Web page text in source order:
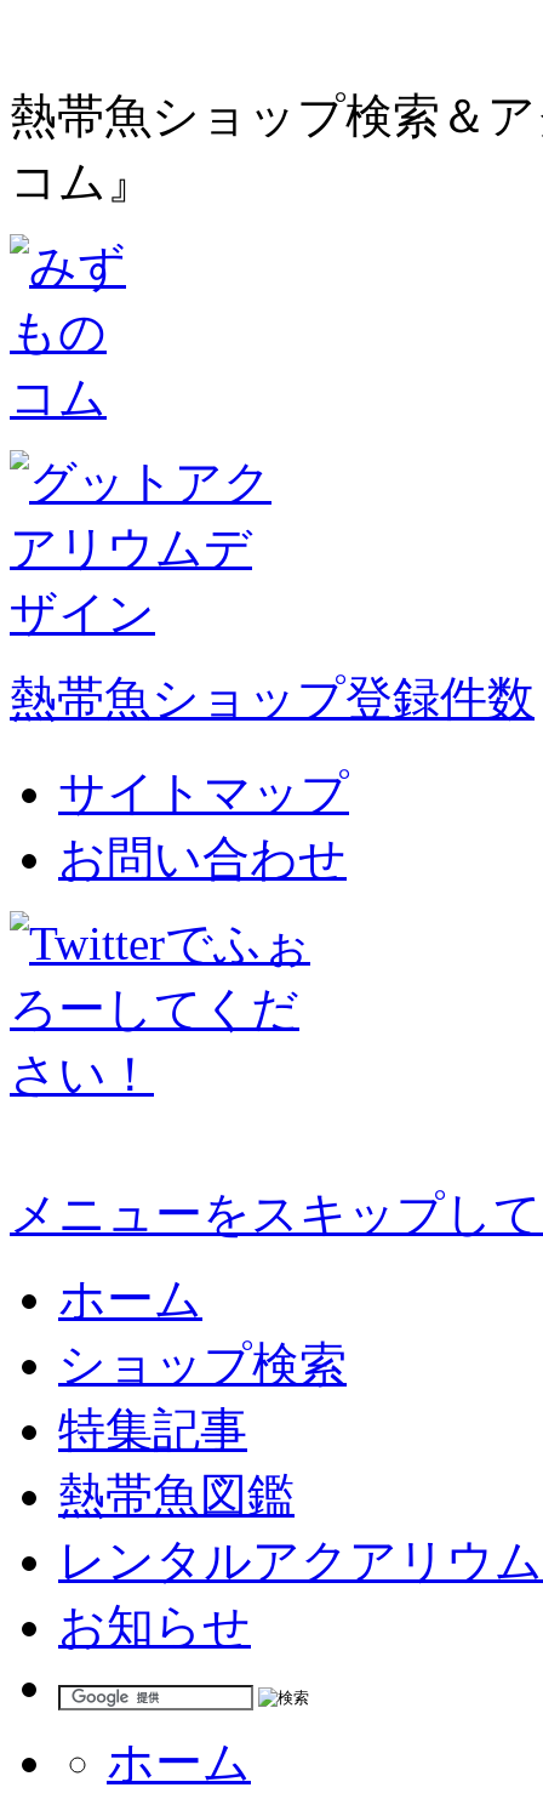
熱帯魚ショップ検索＆
コム』
熱帯魚ショップ登録件数
サイトマップ
お問い合わせ
メニューをスキップし
ホーム
ショップ検索
特集記事
熱帯魚図鑑
レンタルアクアリウム
お知らせ
ホーム